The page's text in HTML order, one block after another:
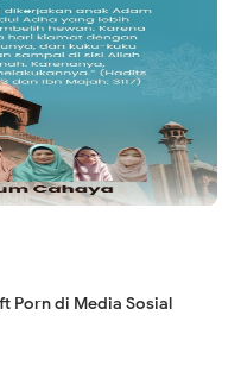
Porn di Media Sosial